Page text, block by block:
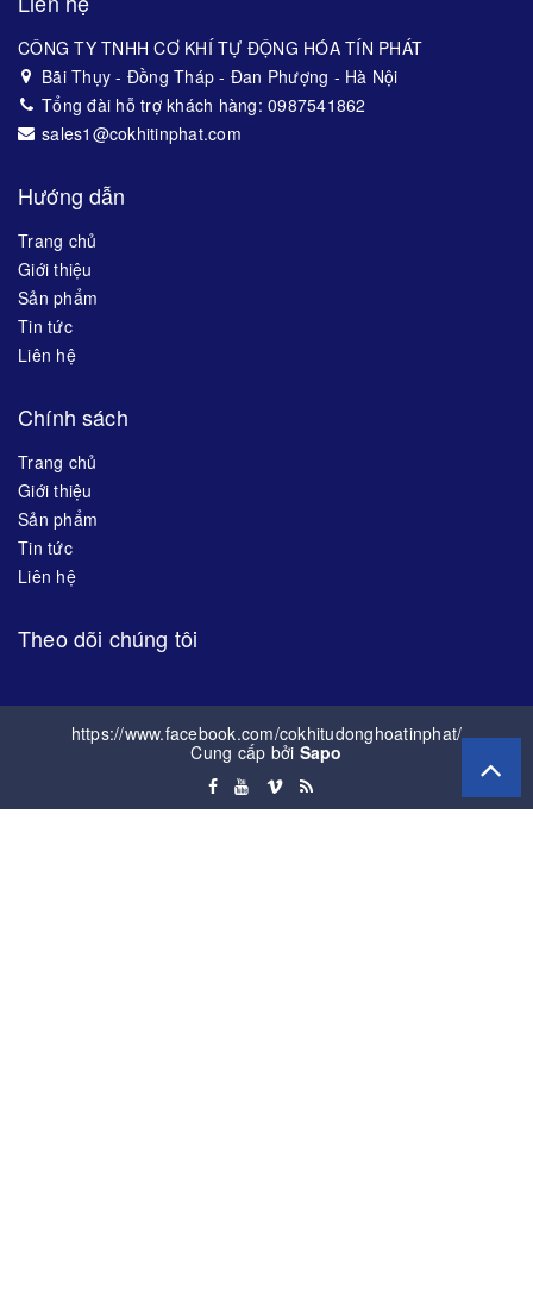
CÔNG TY TNHH CƠ KHÍ TỰ ĐỘNG HÓA TÍN PHÁT
Bãi Thụy - Đồng Tháp - Đan Phượng - Hà Nội
Tổng đài hỗ trợ khách hàng: 0987541862
sales1@cokhitinphat.com
Hướng dẫn
Trang chủ
Giới thiệu
Sản phẩm
Tin tức
Liên hệ
Chính sách
Trang chủ
Giới thiệu
Sản phẩm
Tin tức
Liên hệ
Theo dõi chúng tôi
https://www.facebook.com/cokhitudonghoatinphat/
Cung cấp bởi Sapo